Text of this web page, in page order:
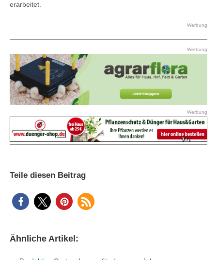
erarbeitet.
Werbung
Werbung
Werbung
Teile diesen Beitrag
Ähnliche Artikel: